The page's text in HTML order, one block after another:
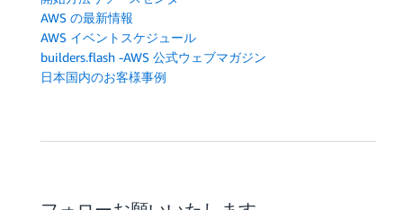
AWS の最新情報
AWS イベントスケジュール
builders.flash -AWS 公式ウェブマガジン
日本国内のお客様事例